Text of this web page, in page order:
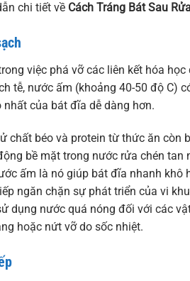
chi tiết về Cách Tráng Bát Sau
việc phá vỡ các liên kết hóa
tễ, nước ấm (khoảng 40-50 độ C)
của bát đĩa dễ dàng hơn.
chất béo và protein từ thức ăn còn
bề mặt trong nước rửa chén tan
ấm là nó giúp bát đĩa nhanh khô
ngăn chặn sự phát triển của vi
dụng nước quá nóng đối với các
hoặc nứt vỡ do sốc nhiệt.